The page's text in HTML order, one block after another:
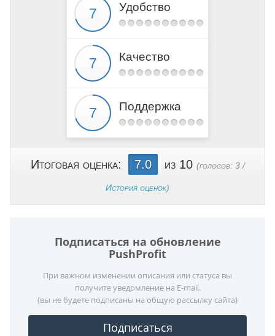
Удобство
Качество
Поддержка
Итоговая оценка: 7.0 из 10 (голосов: 3/
История оценок)
Подписаться на обновление
PushProfit
При важном изменении описания или статуса вы
получите уведомление на E-mail.
(вы не будете подписаны на общую рассылку сайта)
Подписаться